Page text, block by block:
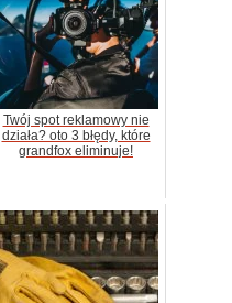
Twój spot reklamowy nie
działa? oto 3 błędy, które
grandfox eliminuje!